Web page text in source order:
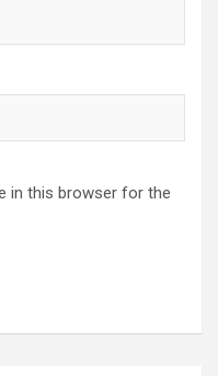
in this browser for the